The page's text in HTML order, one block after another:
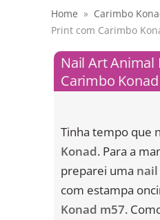
Home » Carimbo
Print com Carimbo
Nail Art Animal
Carimbo Konad
Tinha tempo que
Konad. Para a
preparei uma
com estampa
Konad m57.